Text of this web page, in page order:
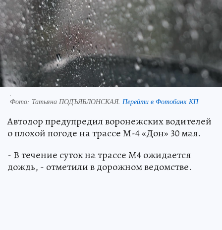
.
Фото: Татьяна ПОДЪЯБЛОНСКАЯ. Перейти в Фотобанк КП
Автодор предупредил воронежских водителей
о плохой погоде на трассе М-4 «Дон» 30 мая.
- В течение суток на трассе М4 ожидается
дождь, - отметили в дорожном ведомстве.